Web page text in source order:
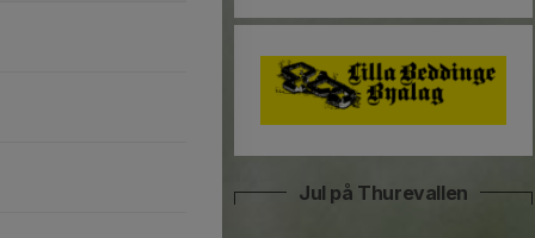
Jul på Thurevallen